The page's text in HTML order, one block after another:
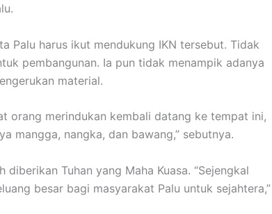
Palu harus ikut mendukung IKN tersebut. Tidak
pembangunan. Ia pun tidak menampik adanya
material.
orang merindukan kembali datang ke tempat ini,
mangga, nangka, dan bawang,” sebutnya.
Tuhan yang Maha Kuasa. “Sejengkal
besar bagi masyarakat Palu untuk sejahtera,”